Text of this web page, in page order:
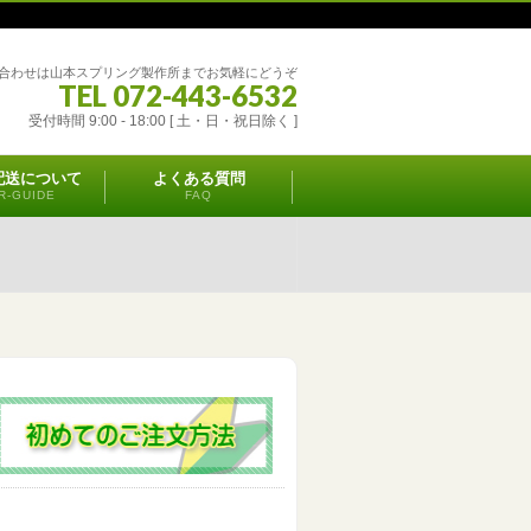
わせは山本スプリング製作所までお気軽にどうぞ
TEL 072-443-6532
受付時間 9:00 - 18:00 [ 土・日・祝日除く ]
について
GUIDE
よくある質問
FAQ